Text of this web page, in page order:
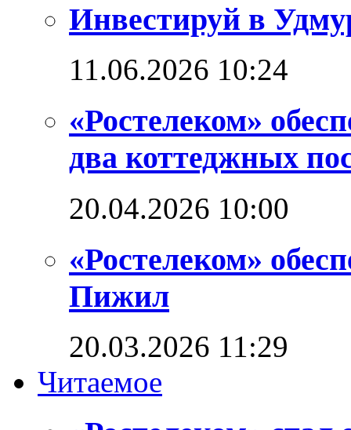
Инвестируй в
11.06.2026 10:24
«Ростелеком»
два коттеджных
20.04.2026 10:00
«Ростелеком»
Пижил
20.03.2026 11:29
Читаемое